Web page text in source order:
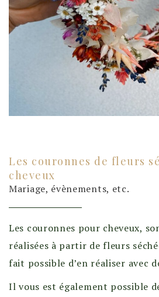
Les couronnes de fleurs
cheveux
Mariage, évènements, etc.
Les couronnes pour cheveux,
réalisées à partir de fleurs
fait possible d’en réaliser avec
Il vous est également possible